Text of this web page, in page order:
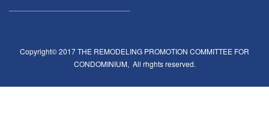
Copyright© 2017 THE REMODELING PROMOTION COMMITTEE FOR
CONDOMINIUM, All rhghts reserved.